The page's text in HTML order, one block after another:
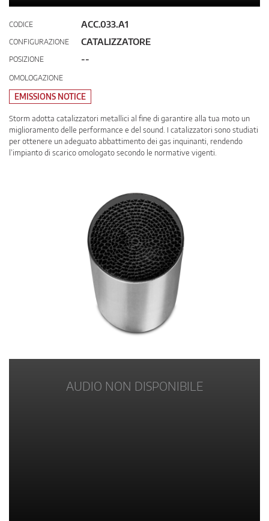
CODICE ACC.033.A1
CONFIGURAZIONE CATALIZZATORE
POSIZIONE --
OMOLOGAZIONE
EMISSIONS NOTICE
Storm adotta catalizzatori metallici al fine di garantire alla tua moto un
miglioramento delle performance e del sound. I catalizzatori sono studiati
per ottenere un adeguato abbattimento dei gas inquinanti, rendendo
l’impianto di scarico omologato secondo le normative vigenti.
AUDIO NON DISPONIBILE